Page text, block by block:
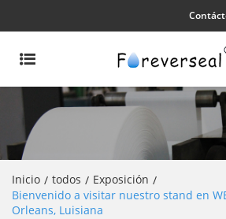
Inicio / todos / Exposición /
Bienvenido a visitar nuestro stand en
Orleans, Luisiana